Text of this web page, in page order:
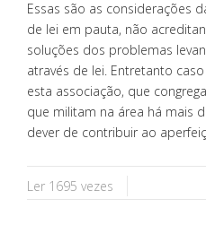
Essas são as considerações
de lei em pauta, não
soluções dos problemas
através de lei. Entretanto
esta associação, que
que militam na área há mais
dever de contribuir ao
Ler 1695 vezes